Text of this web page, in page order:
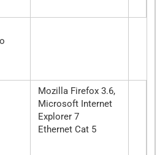
Mozilla Firefox 3.6,
Microsoft Internet
Explorer 7
Ethernet Cat 5